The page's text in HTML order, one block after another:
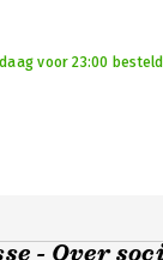
voor 23:00
- Over